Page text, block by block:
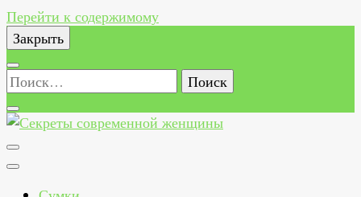
Перейти к содержимому
Закрыть
Найти:
Секреты современной женщины
Как всегда быть стильной, красивой, здоровой и
счастливой женщиной